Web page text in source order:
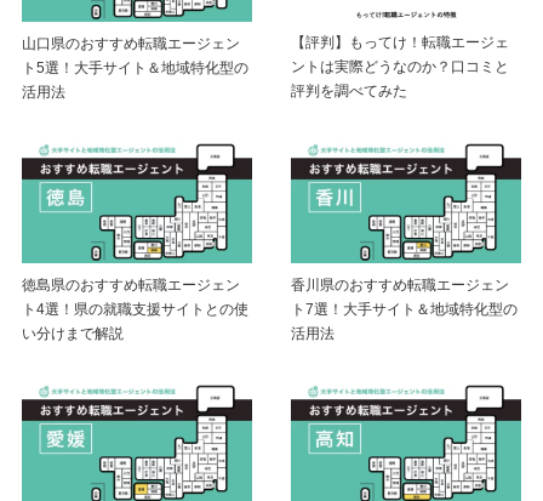
山口県のおすすめ転職エージェン
ト5選！大手サイト＆地域特化型の
活用法
【評判】もってけ！転職エージェ
ントは実際どうなのか？口コミと
評判を調べてみた
徳島県のおすすめ転職エージェン
ト4選！県の就職支援サイトとの使
い分けまで解説
香川県のおすすめ転職エージェン
ト7選！大手サイト＆地域特化型の
活用法